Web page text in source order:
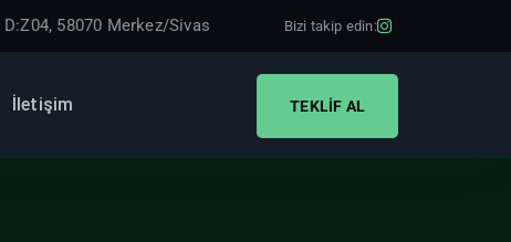
58070 Merkez/Sivas
İletişim
TEKLIF AL
TEKLIF AL